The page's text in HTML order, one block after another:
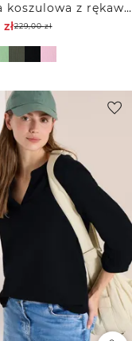
Bluzka koszulowa z rękawem 3/4 z muślinowego materiału
zł229,00zł